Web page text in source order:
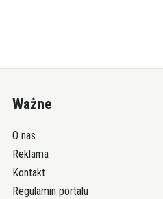
Ważne
O nas
Reklama
Kontakt
Regulamin portalu